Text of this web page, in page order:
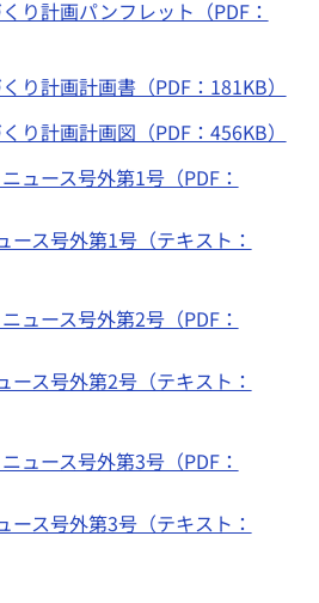
り計画パンフレット（PDF：
り計画計画書（PDF：181KB）
り計画計画図（PDF：456KB）
ュース号外第1号（PDF：
ース号外第1号（テキスト：
ュース号外第2号（PDF：
ース号外第2号（テキスト：
ュース号外第3号（PDF：
ース号外第3号（テキスト：